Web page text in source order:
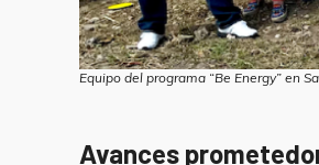
Equipo del programa “Be Energy” en
Avances